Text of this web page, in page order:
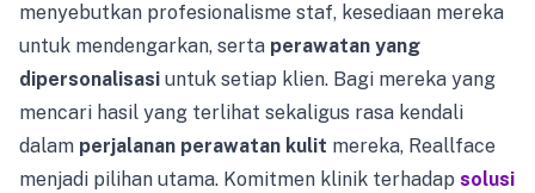
menyebutkan profesionalisme staf, kesediaan mereka
untuk mendengarkan, serta perawatan yang
dipersonalisasi untuk setiap klien. Bagi mereka yang
mencari hasil yang terlihat sekaligus rasa kendali
dalam perjalanan perawatan kulit mereka, Reallface
menjadi pilihan utama. Komitmen klinik terhadap solusi